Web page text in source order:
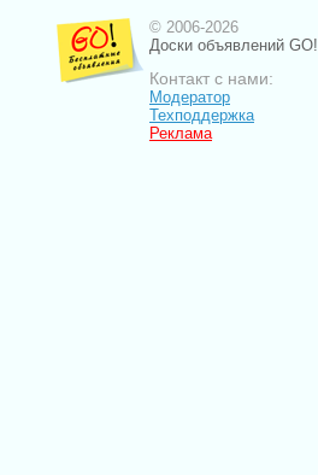
© 2006-2026
Доски объявлений GO!
Контакт с нами:
Модератор
Техподдержка
Реклама